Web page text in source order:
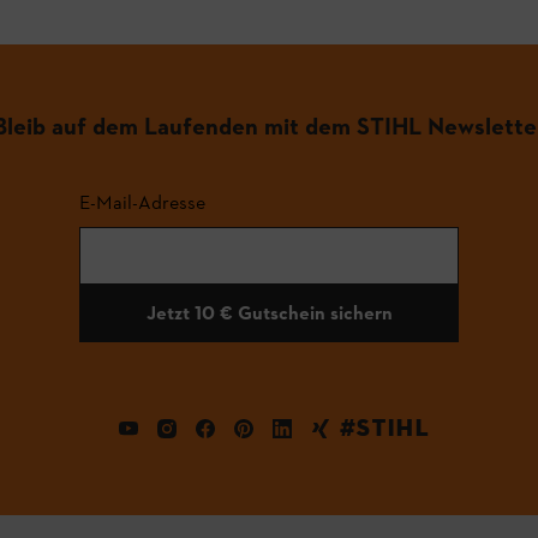
auf dem Laufenden mit dem STIHL
E-Mail-Adresse
Jetzt 10 € Gutschein sichern
#STIHL